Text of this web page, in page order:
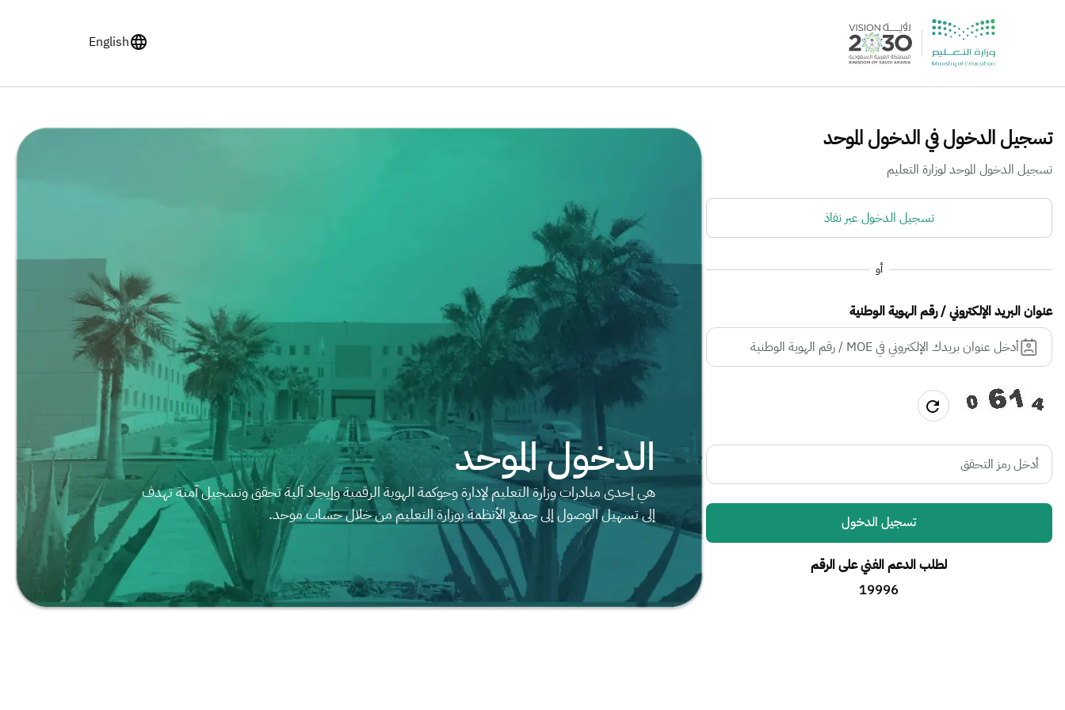
English
تسجيل الدخول في الدخول الموحد
تسجيل الدخول الموحد لوزارة التعليم
تسجيل الدخول عبر نفاذ
أو
عنوان البريد الإلكتروني / رقم الهوية الوطنية
تسجيل الدخول
لطلب الدعم الفني على الرقم
19996
الدخول الموحد
هي إحدى مبادرات وزارة التعليم لإدارة وحوكمة الهوية الرقمية وإيجاد آلية تحقق وتسجيل آمنة تهدف
إلى تسهيل الوصول إلى جميع الأنظمة بوزارة التعليم من خلال حساب موحد.